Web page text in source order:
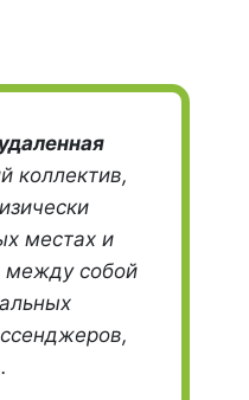
коллектив,
местах и
между собой